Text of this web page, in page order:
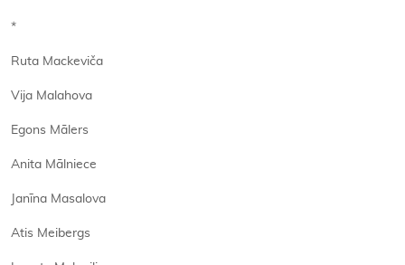
*
Ruta Mackeviča
Vija Malahova
Egons Mālers
Anita Mālniece
Janīna Masalova
Atis Meibergs